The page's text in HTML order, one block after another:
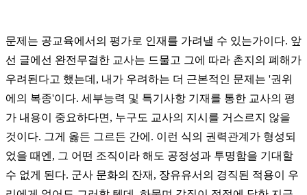
문제는 공교육에서의 평가로 인재를 가려낼 수 있는가이다. 앞
선 글에선 완전무결한 교사는 드물고 그에 따라 촌지의 폐해가
우려된다고 했는데, 내가 우려하는 더 근본적인 문제는 '권위
에의 복종'이다. 세부능력 및 특기사항 기재를 통한 교사의 평
가 내용이 중요하다면, 누구도 교사의 지시를 거스르지 않을
것이다. 그게 옳든 그르든 간에. 이런 식의 권력관계가 형성되
었을 때엔, 그 어떤 조직이라 해도 공정성과 투명함을 기대할
수 없게 된다. 군사 문화의 잔재, 장유유서의 경직된 적용이 우